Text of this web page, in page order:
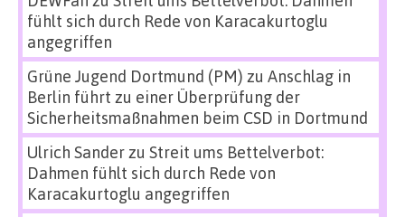
fühlt sich durch Rede von Karacakurtoglu
angegriffen
Grüne Jugend Dortmund (PM) zu Anschlag in
Berlin führt zu einer Überprüfung der
Sicherheitsmaßnahmen beim CSD in Dortmund
Ulrich Sanderzu Streit ums Bettelverbot:
Dahmen fühlt sich durch Rede von
Karacakurtoglu angegriffen